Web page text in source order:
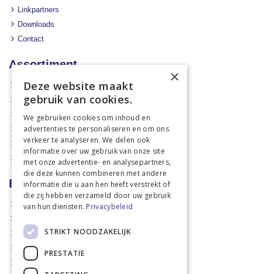
Linkpartners
Downloads
Contact
Assortiment
Aanbiedingen
Mechanisatie
Stal & Erf
Weidetechniek
Dierbenodigdheden
Actiefolders
Betalen en verzenden
Hoe bestellen?
Afhaalmogelijkheden
Verzendkosten
Retouren
×
Deze website maakt
gebruik van cookies.
We gebruiken cookies om inhoud en
advertenties te personaliseren en om ons
verkeer te analyseren. We delen ook
informatie over uw gebruik van onze site
met onze advertentie- en analysepartners,
die deze kunnen combineren met andere
informatie die u aan hen heeft verstrekt of
die zij hebben verzameld door uw gebruik
van hun diensten. Privacybeleid
STRIKT NOODZAKELIJK
PRESTATIE